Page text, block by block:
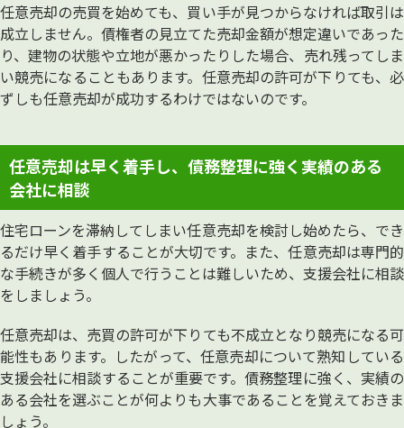
任意売却の売買を始めても、買い手が見つからなければ取引は
成立しません。債権者の見立てた売却金額が想定違いであった
り、建物の状態や立地が悪かったりした場合、売れ残ってしま
い競売になることもあります。任意売却の許可が下りても、必
ずしも任意売却が成功するわけではないのです。
任意売却は早く着手し、債務整理に強く実績のある
会社に相談
住宅ローンを滞納してしまい任意売却を検討し始めたら、でき
るだけ早く着手することが大切です。また、任意売却は専門的
な手続きが多く個人で行うことは難しいため、支援会社に相談
をしましょう。
任意売却は、売買の許可が下りても不成立となり競売になる可
能性もあります。したがって、任意売却について熟知している
支援会社に相談することが重要です。債務整理に強く、実績の
ある会社を選ぶことが何よりも大事であることを覚えておきま
しょう。